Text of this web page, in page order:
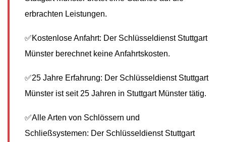
erbrachten Leistungen.
✅Kostenlose Anfahrt: Der Schlüsseldienst Stuttgart
Münster berechnet keine Anfahrtskosten.
✅25 Jahre Erfahrung: Der Schlüsseldienst Stuttgart
Münster ist seit 25 Jahren in Stuttgart Münster tätig.
✅Alle Arten von Schlössern und
Schließsystemen: Der Schlüsseldienst Stuttgart